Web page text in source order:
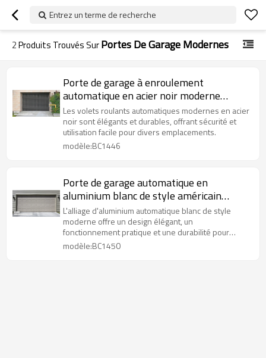
Entrez un terme de recherche
2Produits Trouvés SurPortes De Garage Modernes
Porte de garage à enroulement
automatique en acier noir moderne
chinois pour projet de bureau
Les volets roulants automatiques modernes en acier
noir sont élégants et durables, offrant sécurité et
utilisation facile pour divers emplacements.
modèle:BC1446
Porte de garage automatique en
aluminium blanc de style américain
moderne pour projet de villa
L'alliage d'aluminium automatique blanc de style
moderne offre un design élégant, un
fonctionnement pratique et une durabilité pour
améliorer l'esthétique de l'espace
modèle:BC1450